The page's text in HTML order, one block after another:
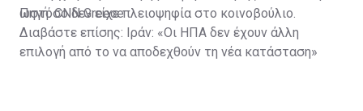
ωστόσο δεν είχε πλειοψηφία στο κοινοβούλιο.
Πηγή: CNN Greece
Διαβάστε επίσης: Ιράν: «Οι ΗΠΑ δεν έχουν άλλη
επιλογή από το να αποδεχθούν τη νέα κατάσταση»